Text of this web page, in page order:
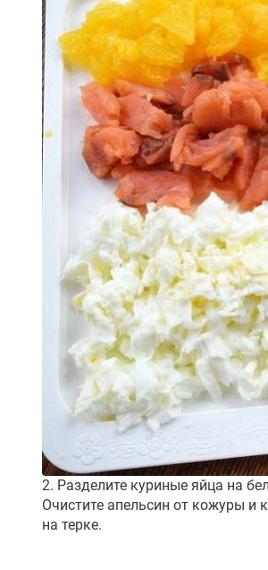
2. Разделите куриные яйца на
Очистите апельсин от кожуры и
на терке.